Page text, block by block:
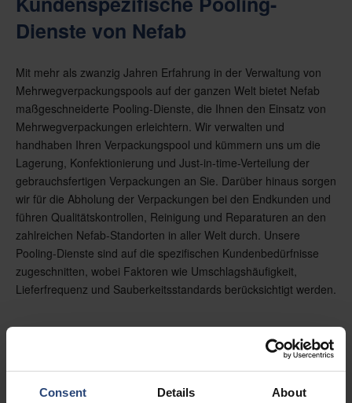
Consent Details About
Dienste von Nefab
Mit mehr als zwanzig Jahren Erfahrung in der Verwaltung von
Mehrwegverpackungspools auf der ganzen Welt bietet Nefab
maßgeschneiderte Pooling-Dienste, die Ihnen den Einsatz von
Mehrwegverpackungen erleichtern. Wir verwalten und
handhaben Ihren Verpackungspool und kümmern uns um die
Lagerung, Konfektionierung und Just-in-time-Verteilung der
gebrauchsfertigen Verpackungen an Sie. Darüber hinaus sorgen
wir für die Abholung der Verpackungen bei den Endkunden und
führen Qualitätskontrollen, Reinigung und Reparaturen an den
zahlreichen Nefab-Standorten in aller Welt durch. Unsere
Pooling-Dienste sind auf die spezifischen Kundenbedürfnisse
zugeschnitten, wobei Faktoren wie Umschlagshäufigkeit,
Lieferfrequenz und Sauberkeitsstandards berücksichtigt werden.